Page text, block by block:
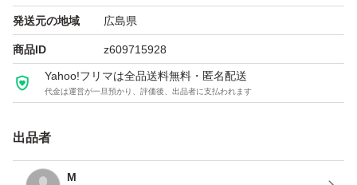
発送元の地域 広島県
商品ID z609715928
Yahoo!フリマは全品送料無料・匿名配送
代金は運営が一旦預かり、評価後、出品者に支払われます
出品者
M